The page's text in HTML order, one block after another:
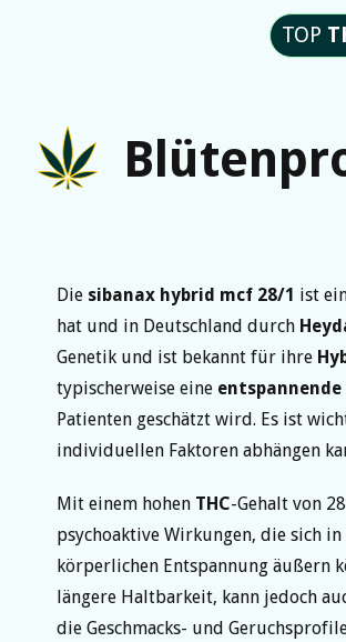
TOP
Die sibanax hybrid mcf 28/1 ist
hat und in Deutschland durch
Genetik und ist bekannt für ihre
typischerweise eine entspannende
Patienten geschätzt wird. Es ist
individuellen Faktoren abhängen
Mit einem hohen THC-Gehalt von
psychoaktive Wirkungen, die sich
körperlichen Entspannung äußern
längere Haltbarkeit, kann jedoch
die Geschmacks- und